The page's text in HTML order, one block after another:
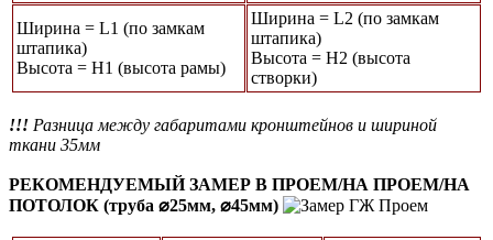
Ширина = L1 (по замкам
штапика)
Высота = Н1 (высота рамы)
Ширина = L2 (по замкам
штапика)
Высота = H2 (высота
створки)
!!! Разница между габаритами кронштейнов и шириной
ткани 35мм
РЕКОМЕНДУЕМЫЙ ЗАМЕР В ПРОЕМ/НА ПРОЕМ/НА
ПОТОЛОК (труба ⌀25мм, ⌀45мм)